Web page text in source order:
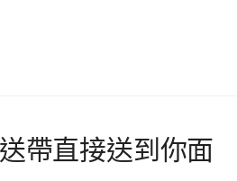
帶直接送到你面